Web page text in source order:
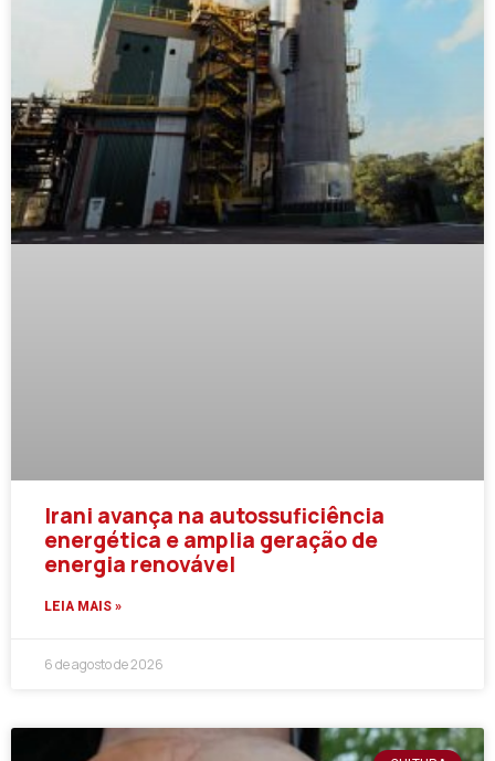
Irani avança na autossuficiência
energética e amplia geração de
energia renovável
LEIA MAIS »
6 de agosto de 2026